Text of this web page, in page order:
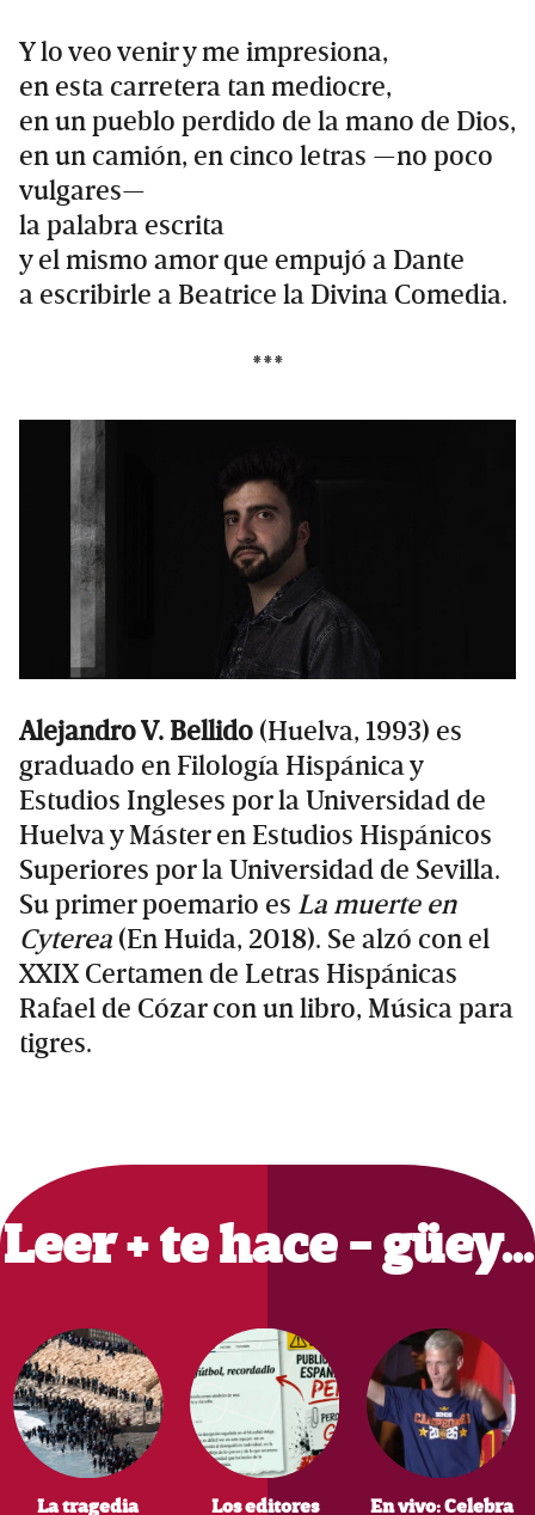
Y lo veo venir y me impresiona,
en esta carretera tan mediocre,
en un pueblo perdido de la mano de Dios,
en un camión, en cinco letras —no poco
vulgares—
la palabra escrita
y el mismo amor que empujó a Dante
a escribirle a Beatrice la Divina Comedia.
***
Alejandro V. Bellido (Huelva, 1993) es
graduado en Filología Hispánica y
Estudios Ingleses por la Universidad de
Huelva y Máster en Estudios Hispánicos
Superiores por la Universidad de Sevilla.
Su primer poemario es La muerte en
Cyterea (En Huida, 2018). Se alzó con el
XXIX Certamen de Letras Hispánicas
Rafael de Cózar con un libro, Música para
tigres.
Primary
Sidebar
Leer + te hace - güey…
La tragedia
Los editores
En vivo: Celebra